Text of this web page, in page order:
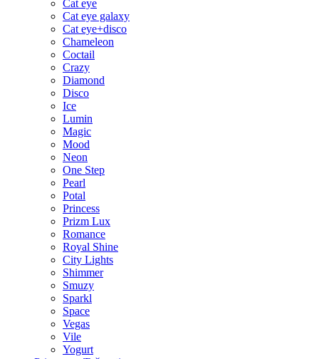
Cat eye
Cat eye galaxy
Cat eye+disco
Chameleon
Coctail
Crazy
Diamond
Disco
Ice
Lumin
Magic
Mood
Neon
One Step
Pearl
Potal
Princess
Prizm Lux
Romance
Royal Shine
City Lights
Shimmer
Smuzy
Sparkl
Space
Vegas
Vile
Yogurt